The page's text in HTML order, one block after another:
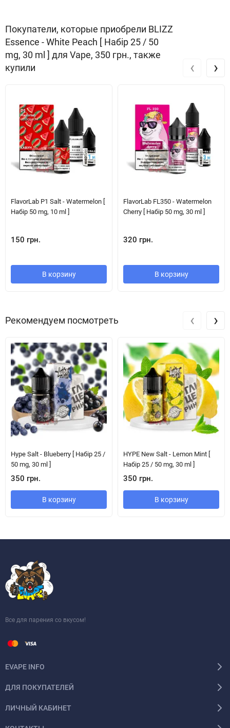
Покупатели, которые приобрели BLIZZ
Essence - White Peach [ Набір 25 / 50
mg, 30 ml ] для Vape, 350 грн., также
купили
FlavorLab P1 Salt - Watermelon [
Набір 50 mg, 10 ml ]
150 грн.
В корзину
FlavorLab FL350 - Watermelon
Cherry [ Набір 50 mg, 30 ml ]
320 грн.
В корзину
‹ ›
Рекомендуем посмотреть
Hype Salt - Blueberry [ Набір 25 /
50 mg, 30 ml ]
350 грн.
В корзину
HYPE New Salt - Lemon Mint [
Набір 25 / 50 mg, 30 ml ]
350 грн.
В корзину
‹ ›
Все для парения со вкусом!
EVAPE INFO
ДЛЯ ПОКУПАТЕЛЕЙ
ЛИЧНЫЙ КАБИНЕТ